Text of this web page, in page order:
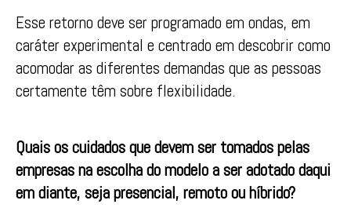
Esse retorno deve ser programado em ondas, em
caráter experimental e centrado em descobrir como
acomodar as diferentes demandas que as pessoas
certamente têm sobre flexibilidade.
Quais os cuidados que devem ser tomados pelas
empresas na escolha do modelo a ser adotado daqui
em diante, seja presencial, remoto ou híbrido?